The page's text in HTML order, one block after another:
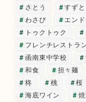
さとう
すずと
わさび
エン
トゥクトゥク
フレンチレストラ
函南東中学校
和食
担々麺
柊
桃 桜
海底ワイン